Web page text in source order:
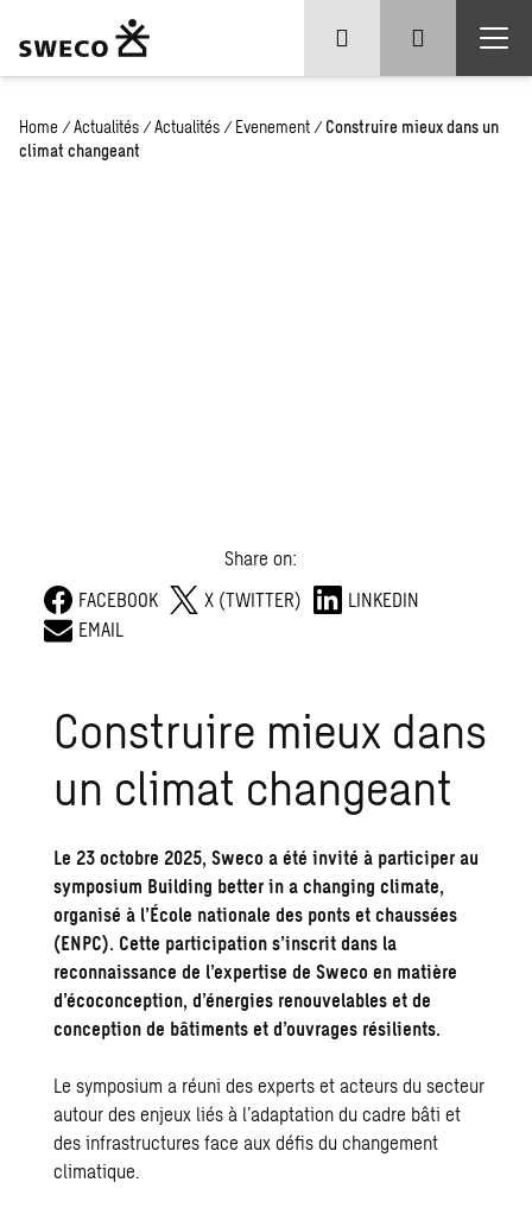
Home / Actualités / Actualités / Evenement / Construire mieux dans un
climat changeant
Share on:
FACEBOOK
X (TWITTER)
LINKEDIN
EMAIL
Construire mieux dans
un climat changeant
Le 23 octobre 2025, Sweco a été invité à participer au
symposium Building better in a changing climate,
organisé à l’École nationale des ponts et chaussées
(ENPC). Cette participation s’inscrit dans la
reconnaissance de l’expertise de Sweco en matière
d’écoconception, d’énergies renouvelables et de
conception de bâtiments et d’ouvrages résilients.
Le symposium a réuni des experts et acteurs du secteur
autour des enjeux liés à l’adaptation du cadre bâti et
des infrastructures face aux défis du changement
climatique.